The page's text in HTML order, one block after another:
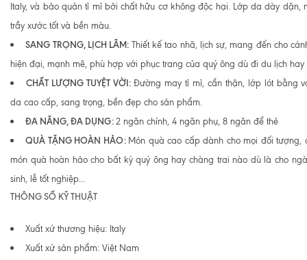
Italy, và bảo quản tỉ mỉ bởi chất hữu cơ không độc hại. Lớp da dày dặn,
trầy xước tốt và bền màu.
SANG TRỌNG, LỊCH LÃM: Thiết kế tao nhã, lịch sự, mang đến cho
hiện đại, mạnh mẽ, phù hợp với phục trang của quý ông dù đi du lịch hay
CHẤT LƯỢNG TUYỆT VỜI:Đường may tỉ mỉ, cẩn thận, lớp lót bằng
da cao cấp, sang trọng, bền đẹp cho sản phẩm.
ĐA NĂNG, ĐA DỤNG: 2 ngăn chính, 4 ngăn phụ, 8 ngăn để thẻ
QUÀ TẶNG HOÀN HẢO: Món quà cao cấp dành cho mọi đối tượng,
món quà hoàn hảo cho bất kỳ quý ông hay chàng trai nào dù là cho
sinh, lễ tốt nghiệp...
THÔNG SỐ KỸ THUẬT
Xuất xứ thương hiệu: Italy
Xuất xứ sản phẩm: Việt Nam